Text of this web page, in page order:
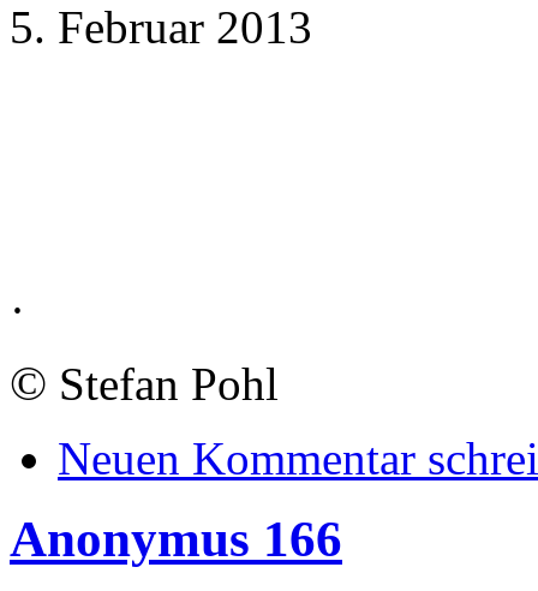
5. Februar 2013
·
© Stefan Pohl
Neuen Kommentar
Anonymus 166